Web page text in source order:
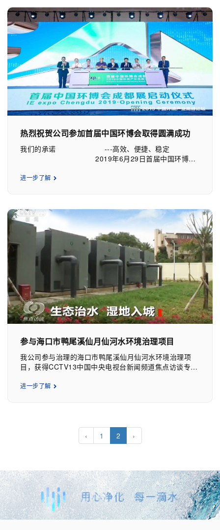
改善与技术发展。来自16个国家及地区的近600家环保企
业，展示了上万种环境污染治理设备和解决方案。
公司以“用心净化，每一滴水”的精神，围绕流域水环
境治理、农村污水处理、应急污水处理、智慧水务等业
务，坚持成为可靠的工艺技术支撑者、稳定的成套设备供
应者、成熟的智慧运营管理模式践行者。 本次
展会展出的一体化污水处理设备，是公司自主研发、设
计、生产的一种占地面积小、投资省、建设周期短、运行
管理简便、能耗低，运行费用更低廉、处理效率高、效果
好的污水处理成套设备，将传统污水处理站整体集中到一
个设备中，该产品得到了大家的一致认可，为后续市场开
拓打好了基础。
热烈祝贺公司参加首届中国环博会取得圆满成功
我们的承诺 ---高效、便捷、稳定
限公司应邀参加展会，公司直击民生热点，“黑科技”产品
集了321家央企国企、国际巨头、上市公司、行业龙头企
业，全面展示了市政、工业、农村的水、固废、大气、土
壤污染治理的前沿技术和解决方案，展现了环保产业蓬勃
的发展势头。环保产业发展势头喜人的同时，市场竞争形
势异常激烈，如何在弥漫着硝烟的市场争夺大战中占据主
动、取得优势，是我们必须深刻思考的问题。 公司坚
持“用心净化，每一滴水”的理念，洞悉目前国内环保产业
现状，展出的“黑科技”一体化污水处理设备、智慧水务云
平台彻底解决了污水处理设施“晒太阳”的情况，可靠的工
艺、稳定的设备、智慧的运营管理吸引了广大专业人士、
参展企业的关注。 本次展会展出的一体化污水处理设
备具有全污染因子达标、无人值守、抗冲击力强、低能
耗、冬季运行稳定达标的特点，智慧水务云平台具有远程
监控、故障报警、参数记录、报表生成、数据分析的特
点。设备的高效、便捷、稳定成为本次展会备受瞩目的焦
点。 历时3天的展会，公司展台吸引了无数参展者
的驻足，工作人员始终以饱满的热情、耐心地与参展者沟
现得淋漓尽致，会场上的专业人士及参展企业对产品都有
进一步了解
参与海口市鸭尾溪仙月仙河水环境治理项目
我公司参与治理的海口市鸭尾溪仙月仙河水环境治理项
目，获得CCTV13中国中央电视台新闻频道焦点访谈专题
进一步了解
‹ 1 2 ›